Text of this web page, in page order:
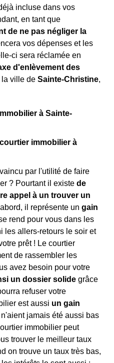
incluse dans vos
en tant que
de ne pas négliger la
vos dépenses et les
ci sera réclamée en
d'enlèvement des
la ville de Sainte-Christine,
à Sainte-
immobilier à
par l'utilité de faire
? Pourtant il existe de
appel à un trouver un
il représente un gain
rend pour vous dans les
les allers-retours le soir et
prêt ! Le courtier
de rassembler les
avez besoin pour votre
un dossier solide grâce
refuser votre
est aussi un gain
jamais été aussi bas
immobilier peut
trouver le meilleur taux
on trouve un taux très bas,